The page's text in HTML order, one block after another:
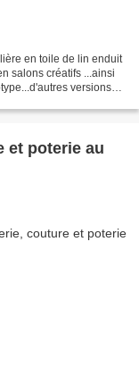
en toile de lin enduit
salons créatifs ...ainsi
versions